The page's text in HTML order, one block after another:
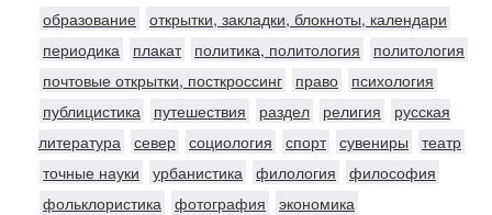
образование открытки, закладки, блокноты, календари
периодика
плакат политика, политология
политология
почтовые открытки, посткроссинг
право
психология
публицистика
путешествия раздел религия
русская
литература север социология спорт сувениры
театр
точные науки
урбанистика филология
философия
фольклористика фотография экономика